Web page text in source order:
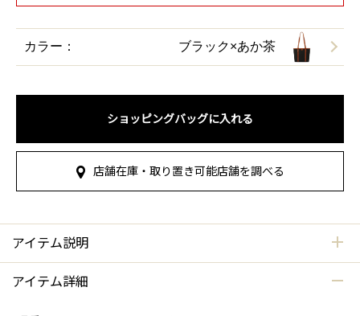
カラー： ブラック×あか茶
ショッピングバッグに入れる
店舗在庫・取り置き可能店舗を調べる
アイテム説明
アイテム詳細